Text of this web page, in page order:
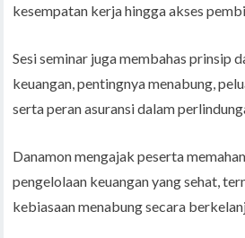
kesempatan kerja hingga akses
Sesi seminar juga membahas prinsip
keuangan, pentingnya menabung,
serta peran asuransi dalam
Danamon mengajak peserta
pengelolaan keuangan yang sehat,
kebiasaan menabung secara